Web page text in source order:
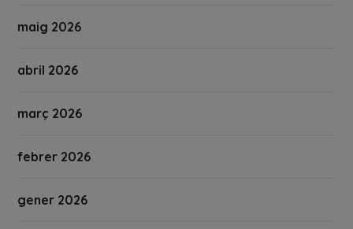
maig 2026
abril 2026
març 2026
febrer 2026
gener 2026